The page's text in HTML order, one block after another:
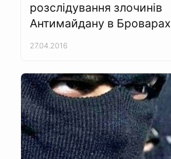
розслідування злочинів
Антимайдану в Броварах
27.04.2016